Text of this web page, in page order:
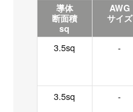
導体
断面積
sq
AWG
サイズ
3.5sq -
3.5sq -